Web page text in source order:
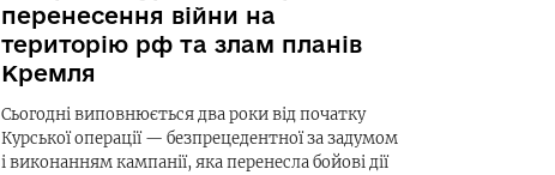
перенесення війни на
територію рф та злам планів
Кремля
Сьогодні виповнюється два роки від початку
Курської операції — безпрецедентної за задумом
і виконанням кампанії, яка перенесла бойові дії